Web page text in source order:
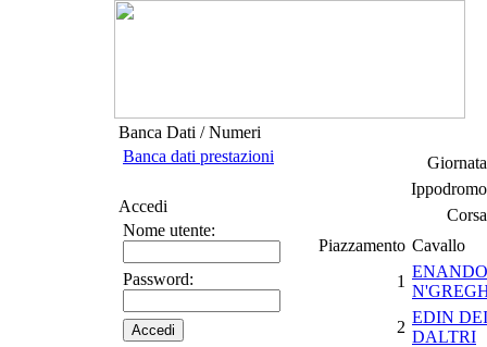
Banca Dati / Numeri
Banca dati prestazioni
Accedi
Nome utente:
Password:
Piazzamento Cavallo
1
2
EDIN DEI
DALTRI